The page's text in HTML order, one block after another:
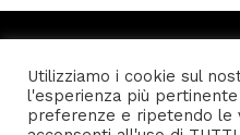
Utilizziamo i cookie sul
l'esperienza più
preferenze e ripetendo le